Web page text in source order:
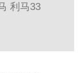
利马33